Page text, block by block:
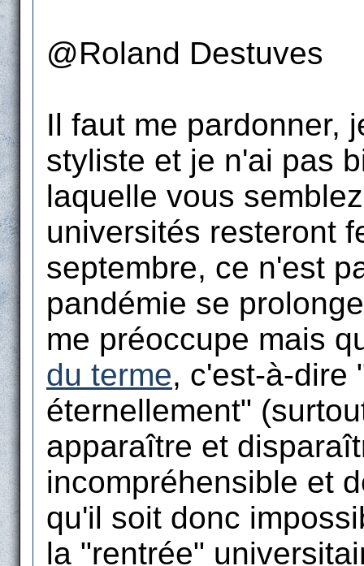
@Roland Destuves
Il faut me pardonner,
styliste et je n'ai pas
laquelle vous
universités resteront
septembre, ce n'est
pandémie se
me préoccupe mais
du terme, c'est-à-dire
éternellement"
apparaître et
incompréhensible et
qu'il soit donc
la "rentrée"